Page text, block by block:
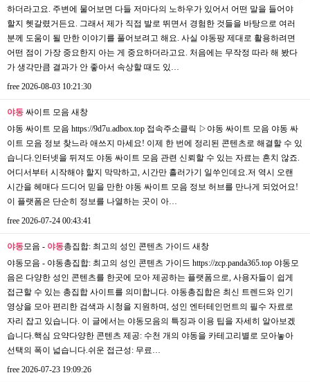
하더라고요. 주변에 물어보면 다들 저마다의 노하우가 있어서 어떤 말을 들어야
할지 헷갈렸거든요. 그래서 제가 직접 발로 뛰면서 경험한 것들을 바탕으로 여러
분께 도움이 될 만한 이야기를 풀어보려고 해요. 사실 야동팡 제대로 활용하려면
어떤 점이 가장 중요한지 아는 게 중요하더라고요. 처음에는 무작정 따라 해 봤다
가 생각만큼 결과가 안 좋아서 속상할 때도 있…
free 2026-08-03 10:21:30
야동 싸이트 모음 새창
야동 싸이트 모음 https://9d7u.adbox.top 접속주소클릭 ▷야동 싸이트 모음 야동 싸
이트 모음 정보 찾느라 애쓰지 마세요! 이제 한 번에 정리된 콘텐츠로 해결할 수 있
습니다.인터넷을 뒤져도 야동 싸이트 모음 관련 신뢰할 수 있는 자료는 흔치 않죠.
어디서부터 시작해야 할지 막막하고, 시간만 흘러가기 일쑤인데요.저 역시 오랜
시간을 헤매다 드디어 믿을 만한 야동 싸이트 모음 정보 허브를 만나게 되었어요!
이 플랫폼은 단순히 정보를 나열하는 곳이 아…
free 2026-07-24 00:43:41
야동모음 - 야동총집합: 최고의 성인 콘텐츠 가이드 새창
야동모음 - 야동총집합: 최고의 성인 콘텐츠 가이드 https://zcp.panda365.top 야동모
음은 다양한 성인 콘텐츠를 한곳에 모아 제공하는 플랫폼으로, 사용자들이 쉽게
접근할 수 있는 총집합 사이트를 의미합니다. 야동총집합은 최신 트렌드와 인기
영상을 모아 편리한 검색과 시청을 지원하며, 성인 엔터테인먼트의 필수 자료로
자리 잡고 있습니다. 이 글에서는 야동모음의 특징과 이용 팁을 자세히 알아보겠
습니다.핵심 요약다양한 콘텐츠 제공: 수천 개의 야동을 카테고리별로 모아놓아
선택의 폭이 넓습니다.쉬운 접근성: 무료…
free 2026-07-23 19:09:26